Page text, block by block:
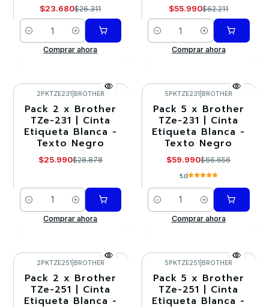
$23.680$26.311
Cantidad
Comprar ahora
$55.990$62.211
Cantidad
Comprar ahora
-10%
2PKTZE231 BROTHER
Pack 2 x Brother
TZe-231 | Cinta
Etiqueta Blanca -
Texto Negro
$25.990$28.878
Cantidad
Comprar ahora
-10%
5PKTZE231 BROTHER
Pack 5 x Brother
TZe-231 | Cinta
Etiqueta Blanca -
Texto Negro
$59.990$66.656
5.0
Cantidad
Comprar ahora
-10%
2PKTZE251 BROTHER
Pack 2 x Brother
TZe-251 | Cinta
Etiqueta Blanca -
-10%
5PKTZE251 BROTHER
Pack 5 x Brother
TZe-251 | Cinta
Etiqueta Blanca -